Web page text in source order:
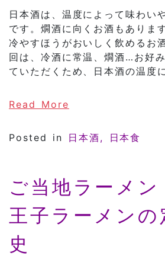
日本酒は、温度によって味わい
です。燗酒に向くお酒もありま
冷やすほうがおいしく飲めるお
回は、冷酒に常温、燗酒…お好
ていただくため、日本酒の温
Read More
Posted in 日本酒 日本食
ご当地ラーメ
王子ラーメンの
史